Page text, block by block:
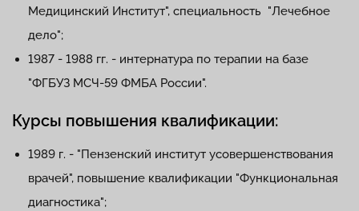
Медицинский Институт", специальность "Лечебное
дело";
1987 - 1988 гг. - интернатура по терапии на базе
"ФГБУЗ МСЧ-59 ФМБА России".
Курсы повышения квалификации:
1989 г. - "Пензенский институт усовершенствования
врачей", повышение квалификации "Функциональная
диагностика";